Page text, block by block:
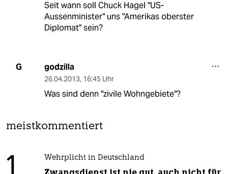
Seit wann soll Chuck Hagel "US-
Aussenminister" uns "Amerikas oberster
Diplomat" sein?
G godzilla
26.04.2013, 16:45 Uhr
Was sind denn "zivile Wohngebiete"?
meistkommentiert
Wehrplicht in Deutschland